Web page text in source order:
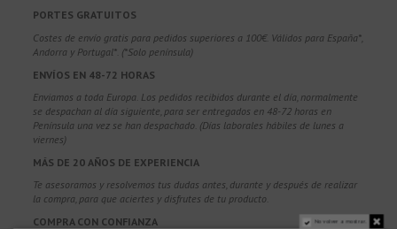
PORTES GRATUITOS
Costes de envío gratis para pedidos superiores a 100€. Válidos para España*,
Andorra y Portugal*. (*Solo península)
ENVÍOS EN 48-72 HORAS
Enviamos a toda Europa. Los pedidos recibidos durante el día, normalmente
se despachan al día siguiente, para ser entregados en 48-72 horas en
Península una vez se han despachado. (Días laborales hábiles de lunes a
viernes)
MÁS DE 20 AÑOS DE EXPERIENCIA
Te asesoramos y resolvemos tus dudas antes, durante y después de realizar
la compra, para que aciertes y disfrutes de tu producto.
COMPRA CON CONFIANZA
No volver a mostrar.